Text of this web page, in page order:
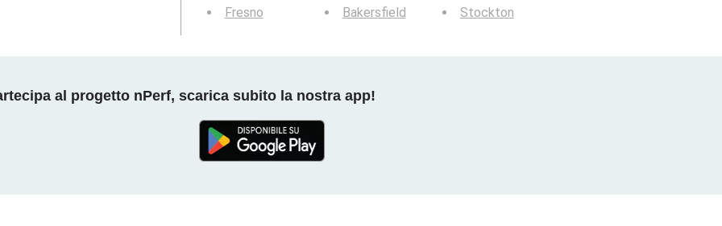
Fresno
Bakersfield
Stockton
al progetto nPerf, scarica subito la nostra app!